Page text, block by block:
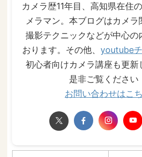
カメラ歴11年目、高知県在住
メラマン。本ブログはカメラ
撮影テクニックなどが中心の
おります。その他、 youtube
初心者向けカメラ講座も更新
是非ご覧ください
お問い合わせはこ